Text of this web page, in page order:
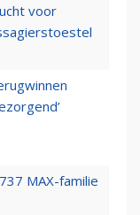
voor
MAX-familie